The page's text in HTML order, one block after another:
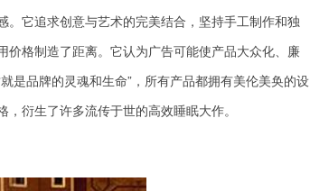
它追求创意与艺术的完美结合，坚持手工制作和独
格制造了距离。它认为广告可能使产品大众化、廉
是品牌的灵魂和生命”，所有产品都拥有美伦美奂的设
，衍生了许多流传于世的高效睡眠大作。